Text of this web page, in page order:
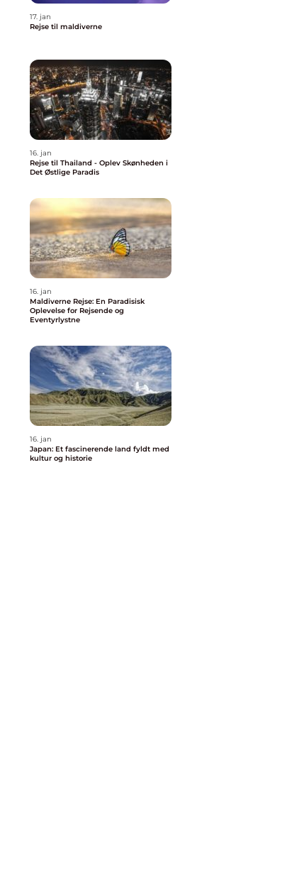
17. jan
Rejse til maldiverne
16. jan
Rejse til Thailand - Oplev Skønheden i
Det Østlige Paradis
16. jan
Maldiverne Rejse: En Paradisisk
Oplevelse for Rejsende og
Eventyrlystne
16. jan
Japan: Et fascinerende land fyldt med
kultur og historie